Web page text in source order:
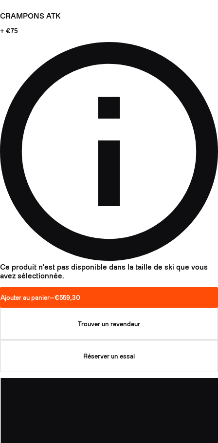
CRAMPONS ATK
+ €75
Ce produit n'est pas disponible dans la taille de ski que vous
avez sélectionnée.
Ajouter au panier—€559,30
Trouver un revendeur
Réserver un essai